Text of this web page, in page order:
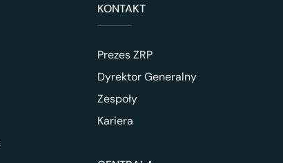
KONTAKT
Prezes ZRP
Dyrektor Generalny
Zespoły
Kariera